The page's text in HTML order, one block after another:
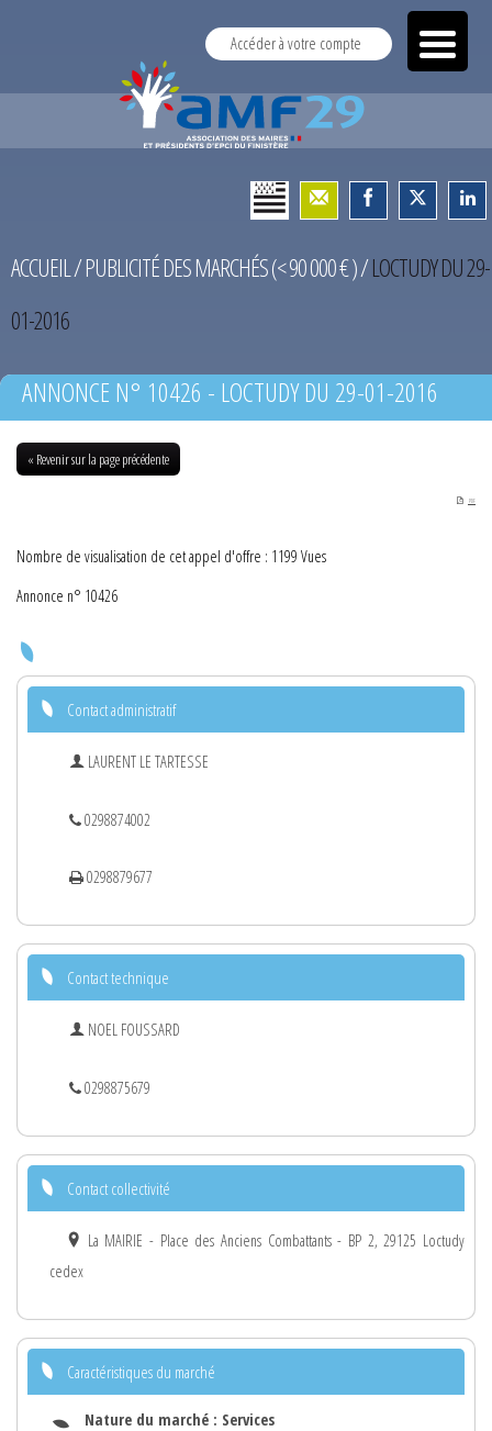
Accéder à votre compte
ACCUEIL/PUBLICITÉ DES MARCHÉS (< 90 000 € )/LOCTUDY DU 29-
01-2016
ANNONCE N° 10426 - LOCTUDY DU 29-01-2016
« Revenir sur la page précédente
PDF
Nombre de visualisation de cet appel d'offre : 1199 Vues
Annonce n° 10426
Contact administratif
LAURENT LE TARTESSE
0298874002
0298879677
Contact technique
NOEL FOUSSARD
0298875679
Contact collectivité
La MAIRIE - Place des Anciens Combattants - BP 2, 29125 Loctudy
cedex
Caractéristiques du marché
Nature du marché : Services